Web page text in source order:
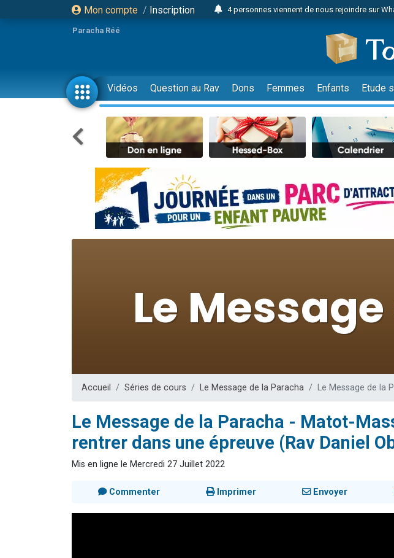
Mon compte / Inscription
4 personnes viennent de nous rejoindre sur
Odaya vient de donner son Maasser
3 personnes viennent de faire un don pour
3 personnes viennent de faire un don
13 personnes viennent de demander une
2 personnes viennent de nous rejoindre sur
30 personnes viennent de faire un don
Il reste 49 places pour étudier en groupe
3 personnes viennent de nous rejoindre sur
2 personnes viennent de nous rejoindre sur
3 personnes viennent de nous rejoindre sur
61 personnes viennent de demander une
Ariel vient de donner son Maasser
Paracha Réé
Vidéos Question au Rav Dons Femmes Enfants Etude
Accueil Séries de cours Le Message de la Paracha Le Message de la
Le Message de la Paracha - Matot-
rentrer dans une épreuve (Rav Daniel
Mis en ligne le Mercredi 27 Juillet 2022
Commenter Imprimer Envoyer